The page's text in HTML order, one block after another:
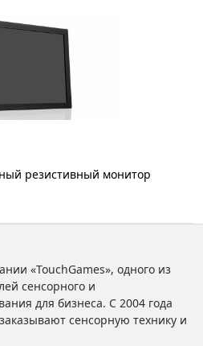
резистивный монитор
«TouchGames», одного из
сенсорного и
для бизнеса. С 2004 года
сенсорную технику и